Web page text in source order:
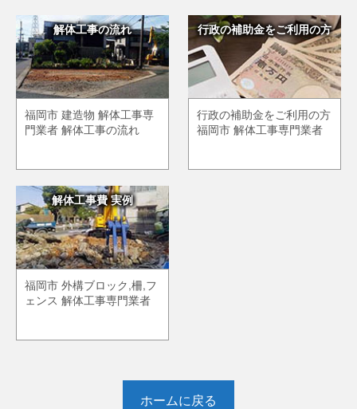
解体工事の流れ
福岡市 建造物 解体工事専
門業者 解体工事の流れ
行政の補助金をご利用の方
行政の補助金をご利用の方
福岡市 解体工事専門業者
解体工事費 実例
福岡市 外構ブロック,柵,フ
ェンス 解体工事専門業者
ホームに戻る